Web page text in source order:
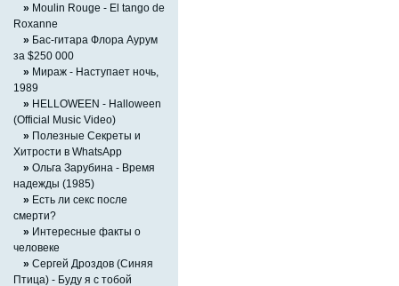
» Moulin Rouge - El tango de
Roxanne
» Бас-гитара Флора Аурум
за $250 000
» Мираж - Наступает ночь,
1989
» HELLOWEEN - Halloween
(Official Music Video)
» Полезные Секреты и
Хитрости в WhatsApp
» Ольга Зарубина - Время
надежды (1985)
» Есть ли секс после
смерти?
» Интересные факты о
человеке
» Сергей Дроздов (Синяя
Птица) - Буду я с тобой